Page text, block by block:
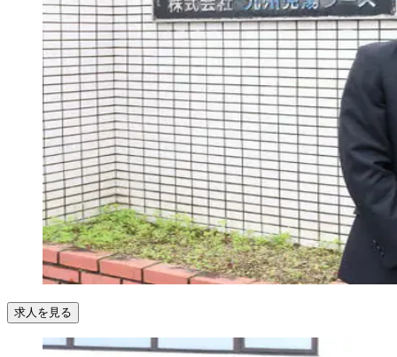
求人を見る